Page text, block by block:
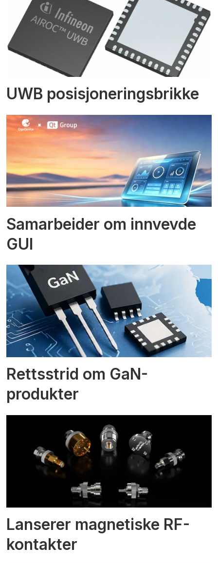
UWB posisjoneringsbrikke
Samarbeider om innvevde
GUI
Rettsstrid om GaN-
produkter
Lanserer magnetiske RF-
kontakter